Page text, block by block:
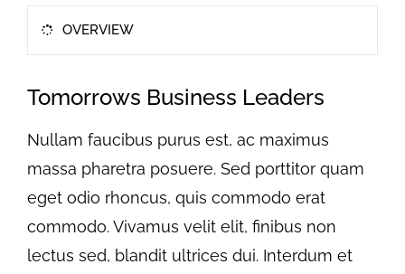
OVERVIEW
Tomorrows Business Leaders
Nullam faucibus purus est, ac maximus
massa pharetra posuere. Sed porttitor quam
eget odio rhoncus, quis commodo erat
commodo. Vivamus velit elit, finibus non
lectus sed, blandit ultrices dui. Interdum et